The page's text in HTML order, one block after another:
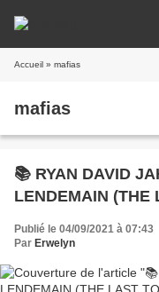
Accueil » mafias
mafias
📚 RYAN DAVID
LENDEMAIN (THE
Publié le 04/09/2021 à 07:43
Par Erwelyn